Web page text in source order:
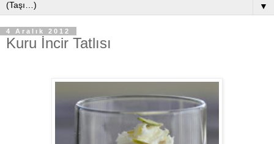
▼
4 Aralık 2012
Kuru İncir Tatlısı